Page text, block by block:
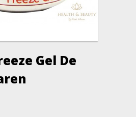
Gel De